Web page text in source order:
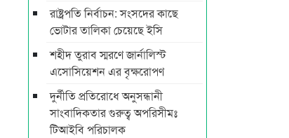
রাষ্ট্রপতি নির্বাচন: সংসদের কাছে
ভোটার তালিকা চেয়েছে ইসি
শহীদ তুরাব স্মরণে জার্নালিস্ট
এসোসিয়েশন এর বৃক্ষরোপণ
দুর্নীতি প্রতিরোধে অনুসন্ধানী
সাংবাদিকতার গুরুত্ব অপরিসীমঃ
টিআইবি পরিচালক